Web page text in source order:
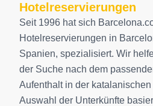
Hotelreservierungen
Seit 1996 hat sich
Hotelreservierungen in
Spanien, spezialisiert. Wir
der Suche nach dem
Aufenthalt in der
Auswahl der Unterkünfte